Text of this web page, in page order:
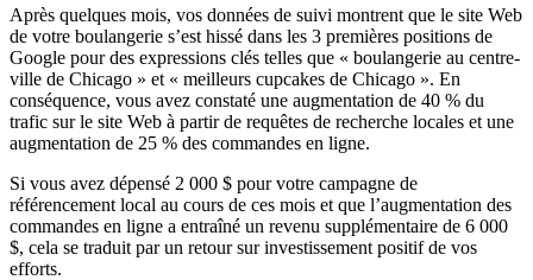
Après quelques mois, vos données de suivi montrent que le site Web
de votre boulangerie s’est hissé dans les 3 premières positions de
Google pour des expressions clés telles que « boulangerie au centre-
ville de Chicago » et « meilleurs cupcakes de Chicago ». En
conséquence, vous avez constaté une augmentation de 40 % du
trafic sur le site Web à partir de requêtes de recherche locales et une
augmentation de 25 % des commandes en ligne.
Si vous avez dépensé 2 000 $ pour votre campagne de
référencement local au cours de ces mois et que l’augmentation des
commandes en ligne a entraîné un revenu supplémentaire de 6 000
$, cela se traduit par un retour sur investissement positif de vos
efforts.